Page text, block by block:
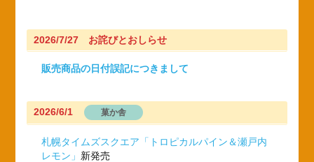
2026/7/27 お詫びとおしらせ
販売商品の日付誤記につきまして
2026/6/1 菓か舎
札幌タイムズスクエア「トロピカルパイン＆瀬戸内
レモン」 新発売